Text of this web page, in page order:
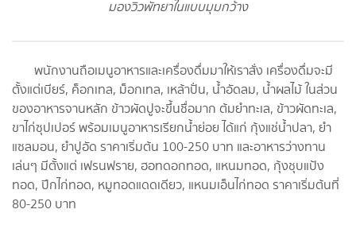
มองวิวพัทยาในแบบมุมกว้าง
พนักงานถือเมนูอาหารและเครื่องดื่มมาให้เราสั่ง เครื่องดื่มจะมี
ตั้งแต่เบียร์, ค็อกเทล, ม็อกเทล, เหล้าปั่น, น้ำอัดลม, น้ำผลไม้ ในส่วน
ของอาหารจานหลัก ข้าวผัดปูจะขึ้นชื่อมาก ต้มยำทะเล, ข้าวผัดทะเล,
ขาไก่ซุปเปอร์ พร้อมเมนูอาหารเรียกน้ำย่อย ได้แก่ กุ้งแช่น้ำปลา, ยำ
แซลมอน, ยำปูอัด ราคาเริ่มต้น 100-250 บาท และอาหารว่างทาน
เล่นๆ มีตั้งแต่ เฟรนฟราย, ฮอทดอกทอด, แหนมทอด, กุ้งชุบแป้ง
ทอด, ปีกไก่ทอด, หมูทอดแดดเดียว, แหนมเอ็นไก่ทอด ราคาเริ่มต้นที่
80-250 บาท